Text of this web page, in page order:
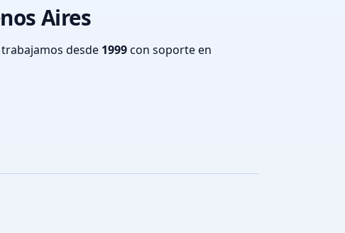
Aires
trabajamos desde 1999con soporte en